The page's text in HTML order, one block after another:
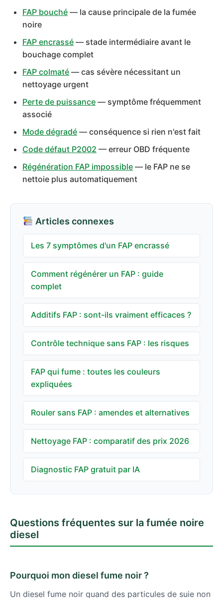
FAP bouché — la cause principale de la fumée
noire
FAP encrassé — stade intermédiaire avant le
bouchage complet
FAP colmaté — cas sévère nécessitant un
nettoyage urgent
Perte de puissance — symptôme fréquemment
associé
Mode dégradé — conséquence si rien n'est fait
Code défaut P2002 — erreur OBD fréquente
Régénération FAP impossible — le FAP ne se
nettoie plus automatiquement
Articles connexes
Les 7 symptômes d'un FAP encrassé
Comment régénérer un FAP : guide
complet
Additifs FAP : sont-ils vraiment efficaces ?
Contrôle technique sans FAP : les risques
FAP qui fume : toutes les couleurs
expliquées
Rouler sans FAP : amendes et alternatives
Nettoyage FAP : comparatif des prix 2026
Diagnostic FAP gratuit par IA
Questions fréquentes sur la fumée noire
diesel
Pourquoi mon diesel fume noir ?
Un diesel fume noir quand des particules de suie non